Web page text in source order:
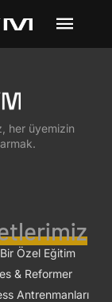
her üyemizin
Özel Eğitim
& Reformer
Antrenmanları